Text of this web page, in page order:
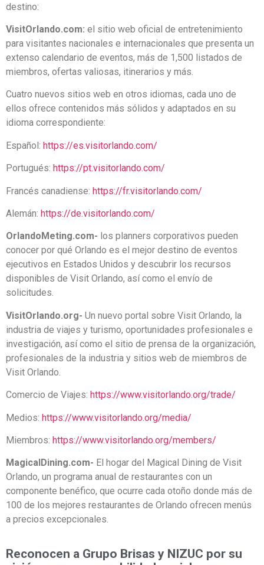
destino:
VisitOrlando.com: el sitio web oficial de entretenimiento
para visitantes nacionales e internacionales que presenta un
extenso calendario de eventos, más de 1,500 listados de
miembros, ofertas valiosas, itinerarios y más.
Cuatro nuevos sitios web en otros idiomas, cada uno de
ellos ofrece contenidos más sólidos y adaptados en su
idioma correspondiente:
Español: https://es.visitorlando.com/
Portugués: https://pt.visitorlando.com/
Francés canadiense: https://fr.visitorlando.com/
Alemán: https://de.visitorlando.com/
OrlandoMeting.com- los planners corporativos pueden
conocer por qué Orlando es el mejor destino de eventos
ejecutivos en Estados Unidos y descubrir los recursos
disponibles de Visit Orlando, así como el envío de
solicitudes.
VisitOrlando.org- Un nuevo portal sobre Visit Orlando, la
industria de viajes y turismo, oportunidades profesionales e
investigación, así como el sitio de prensa de la organización,
profesionales de la industria y sitios web de miembros de
Visit Orlando.
Comercio de Viajes: https://www.visitorlando.org/trade/
Medios: https://www.visitorlando.org/media/
Miembros: https://www.visitorlando.org/members/
MagicalDining.com- El hogar del Magical Dining de Visit
Orlando, un programa anual de restaurantes con un
componente benéfico, que ocurre cada otoño donde más de
100 de los mejores restaurantes de Orlando ofrecen menús
a precios excepcionales.
Reconocen a Grupo Brisas y NIZUC por su